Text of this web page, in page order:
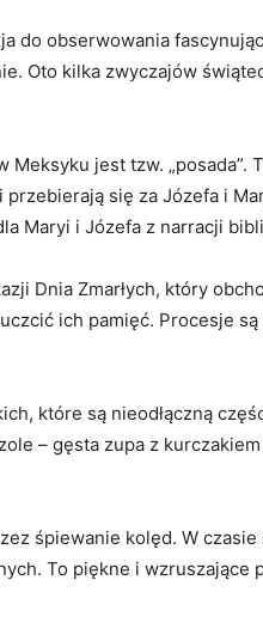
do obserwowania
Oto kilka zwyczajów
jest tzw. „posada”.
się za Józefa i
Maryi i Józefa z narracji
Dnia Zmarłych, który
ich pamięć. Procesje
które są nieodłączną
– gęsta zupa z
śpiewanie kolęd. W
To piękne i wzruszające